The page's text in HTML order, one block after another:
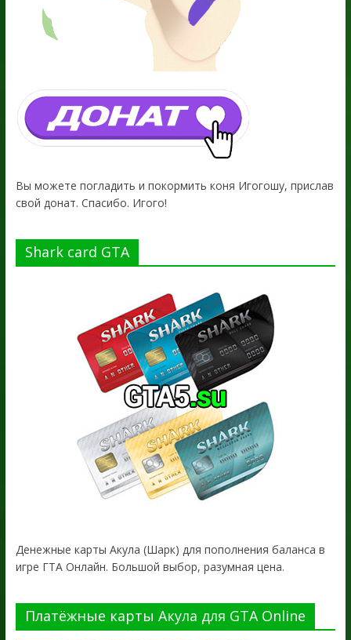
Вы можете погладить и покормить коня Игогошу, прислав
свой донат. Спасибо. Игого!
Shark card GTA
Денежные карты Акула (Шарк) для пополнения баланса в
игре ГТА Онлайн. Большой выбор, разумная цена.
Платёжные карты Акула для GTA Online